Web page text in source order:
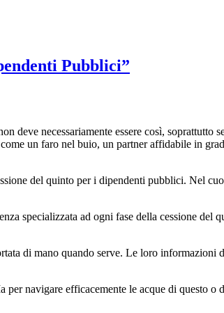
Pubblici”
deve necessariamente essere così, soprattutto
un faro nel buio, un partner affidabile in
del quinto per i dipendenti pubblici. Nel
specializzata ad ogni fase della cessione del
di mano quando serve. Le loro informazioni
navigare efficacemente le acque di questo o